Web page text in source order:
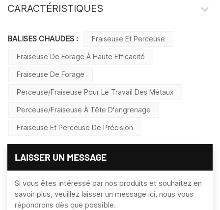
CARACTÉRISTIQUES
BALISES CHAUDES : Fraiseuse Et Perceuse
Fraiseuse De Forage À Haute Efficacité
Fraiseuse De Forage
Perceuse/Fraiseuse Pour Le Travail Des Métaux
Perceuse/fraiseuse À Tête D'engrenage
Fraiseuse Et Perceuse De Précision
LAISSER UN MESSAGE
Si vous êtes intéressé par nos produits et souhaitez en
savoir plus, veuillez laisser un message ici, nous vous
répondrons dès que possible.